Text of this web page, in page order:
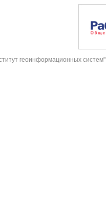
геоинформационных систем"